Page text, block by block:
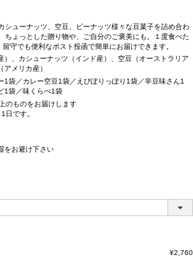
シューナッツ、空豆、ピーナッツ様々な豆菓子を詰め合わ
ちょっとした贈り物や、ご自分のご褒美にも。１度食べた
守でも便利なポスト投函で簡単にお届けできます。
）、カシューナッツ（インド産）、空豆（オーストラリア
アメリカ産）
1袋／カレー空豆1袋／えびぽりっぽり1袋／辛豆味さん1
1袋／味くらべ1袋
のものをお届けします
日です。
をお避け下さい
¥2,760